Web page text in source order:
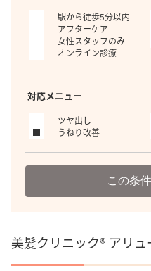
駅から徒歩5分以内
アフターケア
女性スタッフのみ
オンライン診療
対応メニュー
ツヤ出し
うねり改善
この条
美髪クリニック® アリ